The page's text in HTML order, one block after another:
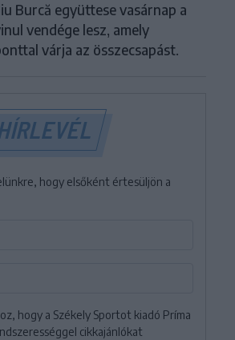
Burcă együttese vasárnap a
vendége lesz, amely
várja az összecsapást.
hogy elsőként értesüljön a
hogy a Székely Sportot kiadó Príma
cikkajánlókat